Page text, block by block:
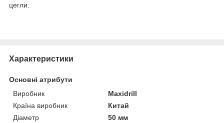
цегли.
Характеристики
Основні атрибути
Виробник
Maxidrill
Країна виробник
Китай
Діаметр
50 мм